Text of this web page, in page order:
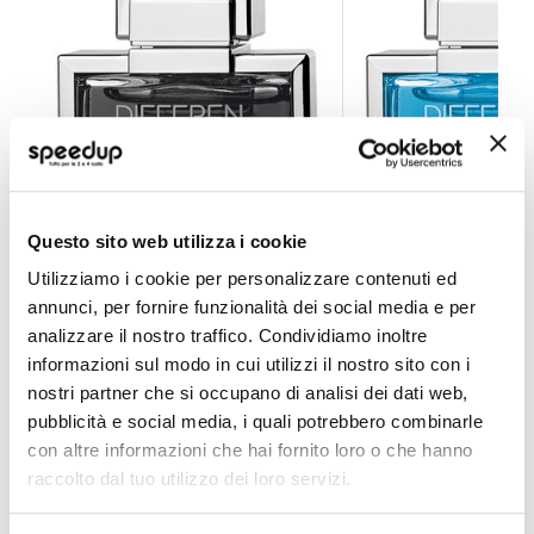
Questo sito web utilizza i cookie
Utilizziamo i cookie per personalizzare contenuti ed
annunci, per fornire funzionalità dei social media e per
analizzare il nostro traffico. Condividiamo inoltre
informazioni sul modo in cui utilizzi il nostro sito con i
nostri partner che si occupano di analisi dei dati web,
pubblicità e social media, i quali potrebbero combinarle
con altre informazioni che hai fornito loro o che hanno
raccolto dal tuo utilizzo dei loro servizi.
Profumi spray Differen - SIMONI RACING
SIMONI RACING
Prezzo
9,90 € -18%
SIMONI RACING
Prezzo
9,90 € -18%